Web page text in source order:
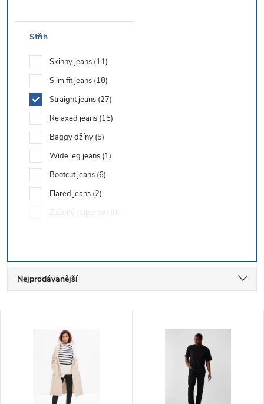
Střih
Skinny jeans 11
Slim fit jeans 18
Straight jeans 27
Relaxed jeans 15
Baggy džíny 5
Wide leg jeans 1
Bootcut jeans 6
Flared jeans 2
Zúžený (tapered)
0
Ř
a
Nejprodávanější